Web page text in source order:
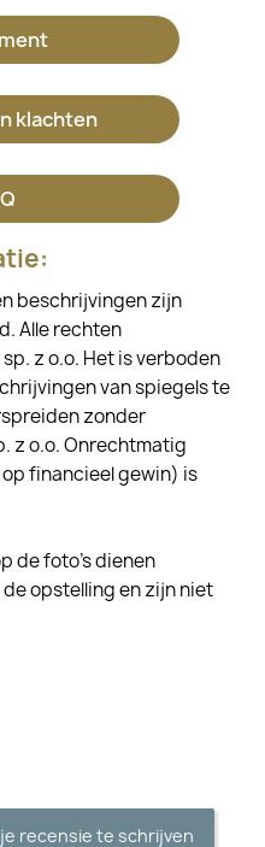
klachten
beschrijvingen zijn
Alle rechten
z o.o. Het is verboden
van spiegels te
zonder
z o.o. Onrechtmatig
financieel gewin) is
de foto's dienen
opstelling en zijn niet
recensie te schrijven